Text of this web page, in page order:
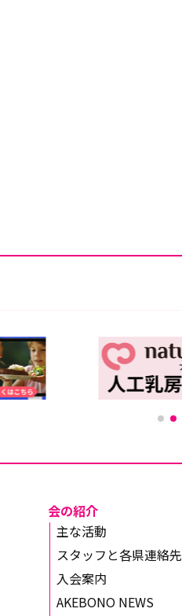
会の紹介
主な活動
スタッフと各県連絡先
入会案内
AKEBONO NEWS